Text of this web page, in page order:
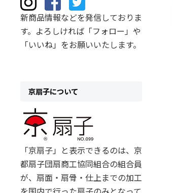
新商品情報などを発信しておりま
す。よろしければ「フォロー」や
「いいね」をお願いいたします。
京扇子について
「京扇子」と表示できるのは、京
都扇子団扇商工協同組合の組合員
が、扇面・扇骨・仕上までの加工